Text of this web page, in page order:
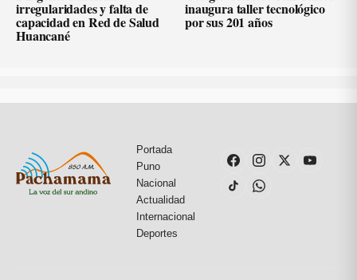
irregularidades y falta de
capacidad en Red de Salud
Huancané
inaugura taller tecnológico
por sus 201 años
Portada
Puno
Nacional
Actualidad
Internacional
Deportes